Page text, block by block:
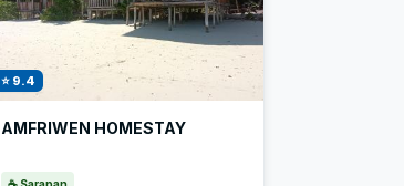
⭐ 9.4
AMFRIWEN HOMESTAY